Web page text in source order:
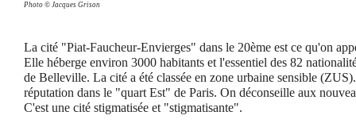
Photo © Jacques Grison
La cité "Piat-Faucheur-Envierges" dans le 20ème est ce qu'on
Elle héberge environ 3000 habitants et l'essentiel des 82
de Belleville. La cité a été classée en zone urbaine sensible
réputation dans le "quart Est" de Paris. On déconseille aux
C'est une cité stigmatisée et "stigmatisante".